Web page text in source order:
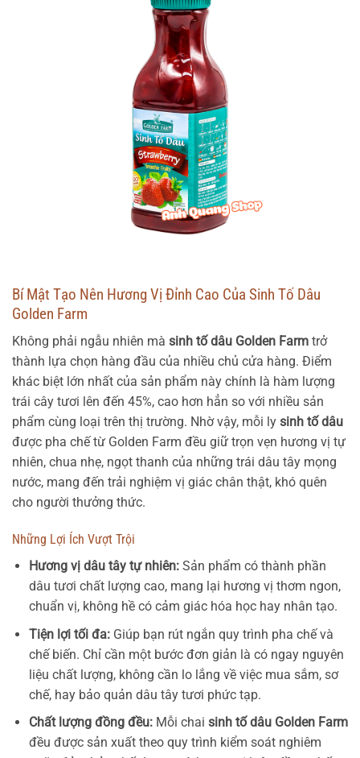
Bí Mật Tạo Nên Hương Vị Đỉnh Cao Của Sinh Tố Dâu
Golden Farm
Không phải ngẫu nhiên mà sinh tố dâu Golden Farm trở
thành lựa chọn hàng đầu của nhiều chủ cửa hàng. Điểm
khác biệt lớn nhất của sản phẩm này chính là hàm lượng
trái cây tươi lên đến 45%, cao hơn hẳn so với nhiều sản
phẩm cùng loại trên thị trường. Nhờ vậy, mỗi ly sinh tố dâu
được pha chế từ Golden Farm đều giữ trọn vẹn hương vị tự
nhiên, chua nhẹ, ngọt thanh của những trái dâu tây mọng
nước, mang đến trải nghiệm vị giác chân thật, khó quên
cho người thưởng thức.
Những Lợi Ích Vượt Trội
Hương vị dâu tây tự nhiên:Sản phẩm có thành phần
dâu tươi chất lượng cao, mang lại hương vị thơm ngon,
chuẩn vị, không hề có cảm giác hóa học hay nhân tạo.
Tiện lợi tối đa:Giúp bạn rút ngắn quy trình pha chế và
chế biến. Chỉ cần một bước đơn giản là có ngay nguyên
liệu chất lượng, không cần lo lắng về việc mua sắm, sơ
chế, hay bảo quản dâu tây tươi phức tạp.
Chất lượng đồng đều:Mỗi chai sinh tố dâu Golden Farm
đều được sản xuất theo quy trình kiểm soát nghiêm